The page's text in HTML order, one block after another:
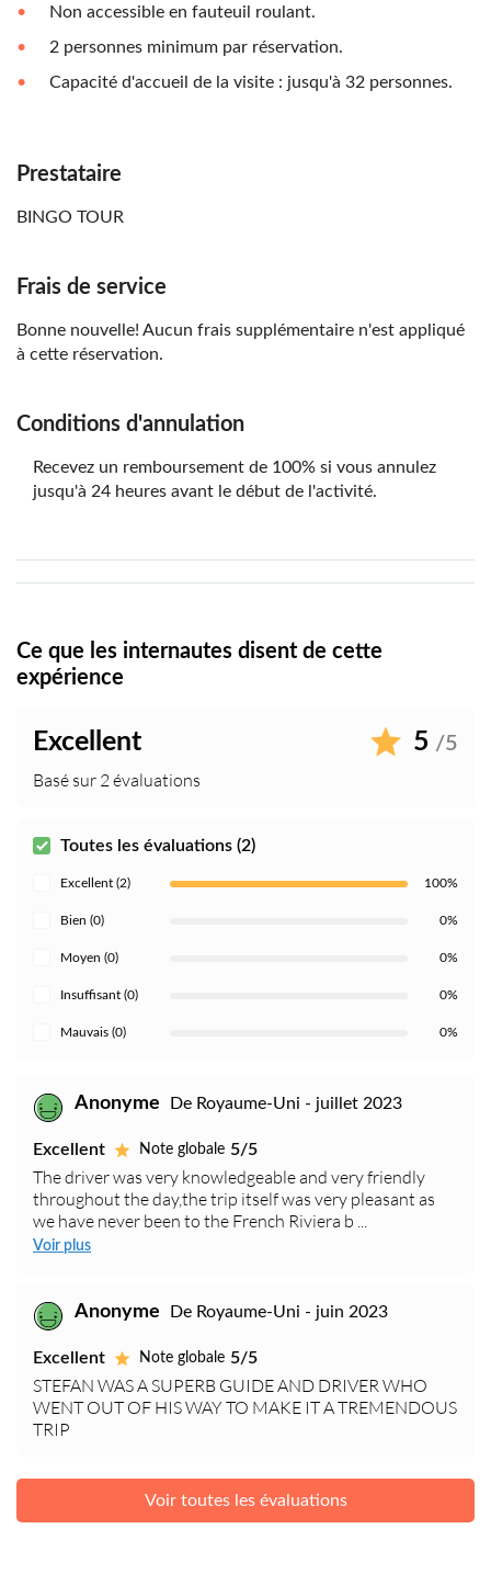
Non accessible en fauteuil roulant.
2 personnes minimum par réservation.
Capacité d'accueil de la visite : jusqu'à 32 personnes.
Prestataire
BINGO TOUR
Frais de service
Bonne nouvelle! Aucun frais supplémentaire n'est appliqué
à cette réservation.
Conditions d'annulation
Recevez un remboursement de 100% si vous annulez
jusqu'à 24 heures avant le début de l'activité.
Ce que les internautes disent de cette
expérience
Excellent 5 /5
Basé sur 2 évaluations
Toutes les évaluations (2)
Excellent (2) 100%
Bien (0) 0%
Moyen (0) 0%
Insuffisant (0) 0%
Mauvais (0) 0%
Anonyme De Royaume-Uni - juillet 2023
Excellent Note globale 5/5
The driver was very knowledgeable and very friendly
throughout the day,the trip itself was very pleasant as
we have never been to the French Riviera b ...
Voir plus
Anonyme De Royaume-Uni - juin 2023
Excellent Note globale 5/5
STEFAN WAS A SUPERB GUIDE AND DRIVER WHO
WENT OUT OF HIS WAY TO MAKE IT A TREMENDOUS
TRIP
Voir toutes les évaluations